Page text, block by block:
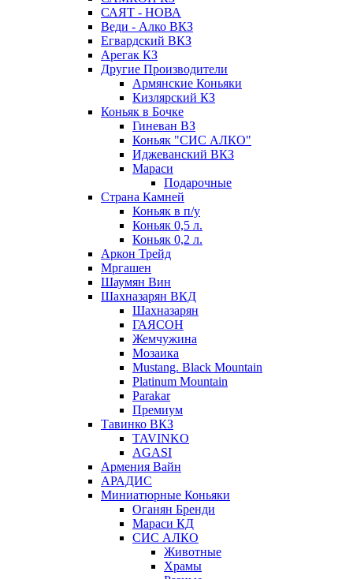
САЯТ - НОВА
Веди - Алко ВКЗ
Егвардский ВКЗ
Арегак КЗ
Другие Производители
Армянские Коньяки
Кизлярский КЗ
Коньяк в Бочке
Гиневан ВЗ
Коньяк "СИС АЛКО"
Иджеванский ВКЗ
Мараси
Подарочные
Страна Камней
Коньяк в п/у
Коньяк 0,5 л.
Коньяк 0,2 л.
Аркон Трейд
Мргашен
Шаумян Вин
Шахназарян ВКД
Шахназарян
ГАЯСОН
Жемчужина
Мозаика
Mustang. Black Mountain
Platinum Mountain
Parakar
Премиум
Тавинко ВКЗ
TAVINKO
AGASI
Армения Вайн
АРАДИС
Миниатюрные Коньяки
Оганян Бренди
Мараси КД
СИС АЛКО
Животные
Храмы